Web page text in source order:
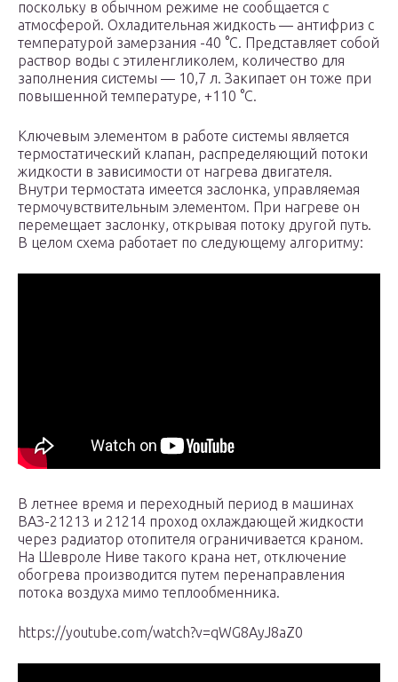
поскольку в обычном режиме не сообщается с
атмосферой. Охладительная жидкость — антифриз с
температурой замерзания -40 °С. Представляет собой
раствор воды с этиленгликолем, количество для
заполнения системы — 10,7 л. Закипает он тоже при
повышенной температуре, +110 °С.
Ключевым элементом в работе системы является
термостатический клапан, распределяющий потоки
жидкости в зависимости от нагрева двигателя.
Внутри термостата имеется заслонка, управляемая
термочувствительным элементом. При нагреве он
перемещает заслонку, открывая потоку другой путь.
В целом схема работает по следующему алгоритму:
В летнее время и переходный период в машинах
ВАЗ-21213 и 21214 проход охлаждающей жидкости
через радиатор отопителя ограничивается краном.
На Шевроле Ниве такого крана нет, отключение
обогрева производится путем перенаправления
потока воздуха мимо теплообменника.
https://youtube.com/watch?v=qWG8AyJ8aZ0